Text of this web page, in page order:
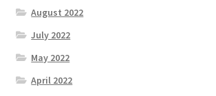
August 2022
July 2022
May 2022
April 2022